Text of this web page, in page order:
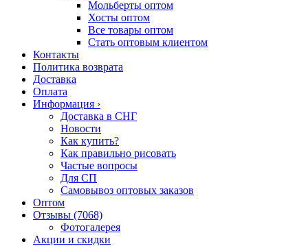
Мольберты оптом
Хосты оптом
Все товары оптом
Стать оптовым клиентом
Контакты
Политика возврата
Доставка
Оплата
Информация ›
Доставка в СНГ
Новости
Как купить?
Как правильно рисовать
Частые вопросы
Для СП
Самовывоз оптовых заказов
Оптом
Отзывы (7068)
Фотогалерея
Акции и скидки